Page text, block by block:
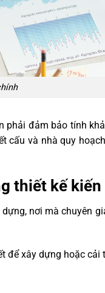
phải đảm bảo tính
cấu và nhà quy
thiết kế kiến
nơi mà chuyên
để xây dựng hoặc cải